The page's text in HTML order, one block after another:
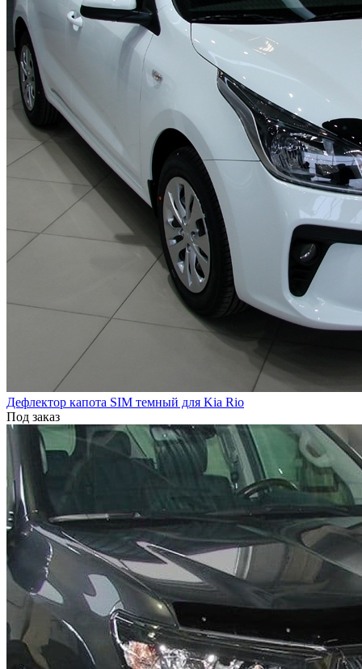
Дефлектор капота SIM темный для Kia Rio
Под заказ